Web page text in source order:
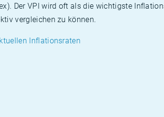
Der VPI wird oft als die wichtigste
vergleichen zu können.
Inflationsraten